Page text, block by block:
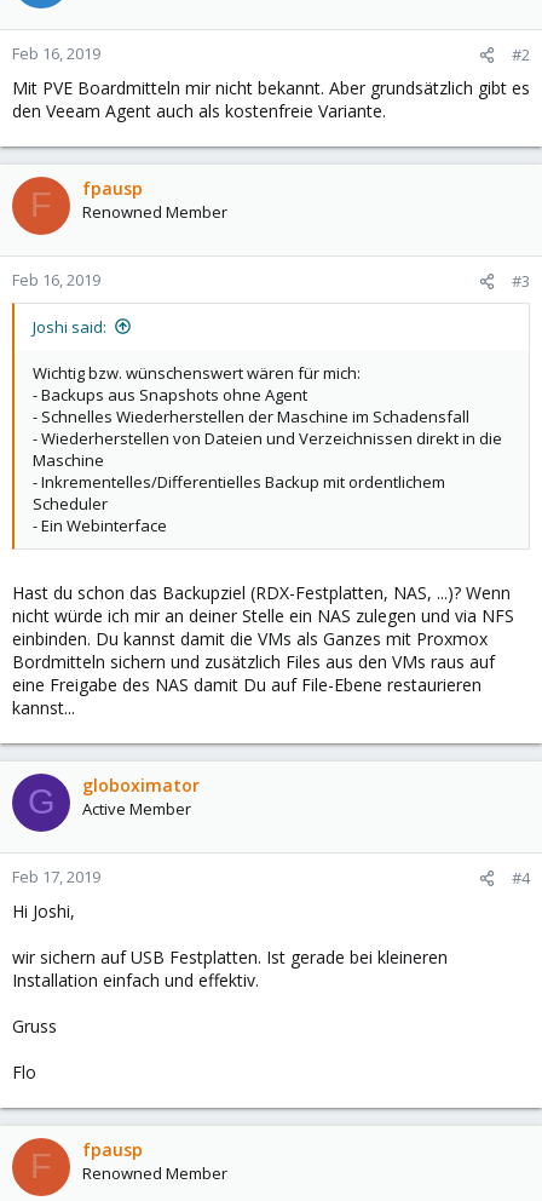
Feb 16, 2019 #2
Mit PVE Boardmitteln mir nicht bekannt. Aber grundsätzlich gibt es
den Veeam Agent auch als kostenfreie Variante.
F fpausp
Renowned Member
Feb 16, 2019 #3
Joshi said:
Wichtig bzw. wünschenswert wären für mich:
- Backups aus Snapshots ohne Agent
- Schnelles Wiederherstellen der Maschine im Schadensfall
- Wiederherstellen von Dateien und Verzeichnissen direkt in die
Maschine
- Inkrementelles/Differentielles Backup mit ordentlichem
Scheduler
- Ein Webinterface
Hast du schon das Backupziel (RDX-Festplatten, NAS, ...)? Wenn
nicht würde ich mir an deiner Stelle ein NAS zulegen und via NFS
einbinden. Du kannst damit die VMs als Ganzes mit Proxmox
Bordmitteln sichern und zusätzlich Files aus den VMs raus auf
eine Freigabe des NAS damit Du auf File-Ebene restaurieren
kannst...
G globoximator
Active Member
Feb 17, 2019 #4
Hi Joshi,
wir sichern auf USB Festplatten. Ist gerade bei kleineren
Installation einfach und effektiv.
Gruss
Flo
F fpausp
Renowned Member